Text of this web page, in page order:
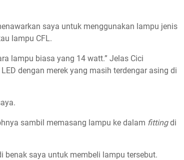
saya untuk menggunakan lampu jenis
lampu CFL.
lampu biasa yang 14 watt.” Jelas Cici
dengan merek yang masih terdengar asing di
sambil memasang lampu ke dalam fittingdi
benak saya untuk membeli lampu tersebut.